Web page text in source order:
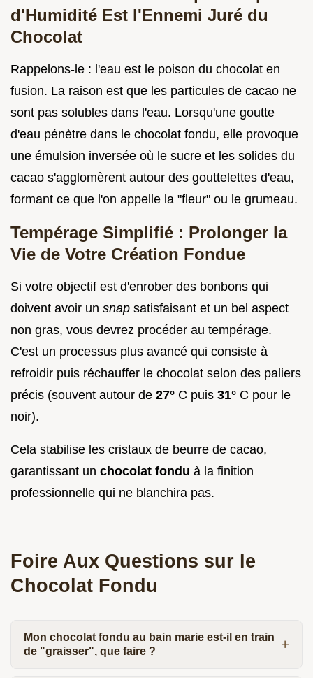
d'Humidité Est l'Ennemi Juré du
Chocolat
Rappelons-le : l'eau est le poison du chocolat en
fusion. La raison est que les particules de cacao ne
sont pas solubles dans l'eau. Lorsqu'une goutte
d'eau pénètre dans le chocolat fondu, elle provoque
une émulsion inversée où le sucre et les solides du
cacao s'agglomèrent autour des gouttelettes d'eau,
formant ce que l'on appelle la "fleur" ou le grumeau.
Tempérage Simplifié : Prolonger la
Vie de Votre Création Fondue
Si votre objectif est d'enrober des bonbons qui
doivent avoir un snap satisfaisant et un bel aspect
non gras, vous devrez procéder au tempérage.
C'est un processus plus avancé qui consiste à
refroidir puis réchauffer le chocolat selon des paliers
précis (souvent autour de 27° C puis 31° C pour le
noir).
Cela stabilise les cristaux de beurre de cacao,
garantissant un chocolat fondu à la finition
professionnelle qui ne blanchira pas.
Foire Aux Questions sur le
Chocolat Fondu
Mon chocolat fondu au bain marie est-il en train
de "graisser", que faire ?